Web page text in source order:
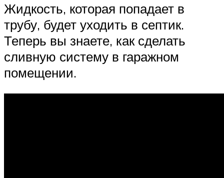
Жидкость, которая попадает в
трубу, будет уходить в септик.
Теперь вы знаете, как сделать
сливную систему в гаражном
помещении.